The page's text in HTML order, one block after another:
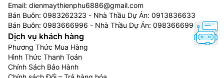
Email: dienmaythienphu6886@gmail.com
Bán Buôn: 0983262323 - Nhà Thầu Dự Án: 0913836633
Bán Buôn: 0983666996 - Nhà Thầu Dự Án: 0983666996
Dịch vụ khách hàng
Phương Thức Mua Hàng
Hình Thức Thanh Toán
Chính Sách Bảo Hành